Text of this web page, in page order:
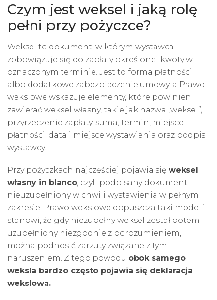
Czym jest weksel i jaką rolę
pełni przy pożyczce?
Weksel to dokument, w którym wystawca
zobowiązuje się do zapłaty określonej kwoty w
oznaczonym terminie. Jest to forma płatności
albo dodatkowe zabezpieczenie umowy, a Prawo
wekslowe wskazuje elementy, które powinien
zawierać weksel własny, takie jak nazwa „weksel”,
przyrzeczenie zapłaty, suma, termin, miejsce
płatności, data i miejsce wystawienia oraz podpis
wystawcy.
Przy pożyczkach najczęściej pojawia się weksel
własny in blanco, czyli podpisany dokument
nieuzupełniony w chwili wystawienia w pełnym
zakresie. Prawo wekslowe dopuszcza taki model i
stanowi, że gdy niezupełny weksel został potem
uzupełniony niezgodnie z porozumieniem,
można podnosić zarzuty związane z tym
naruszeniem. Z tego powodu obok samego
weksla bardzo często pojawia się deklaracja
wekslowa.